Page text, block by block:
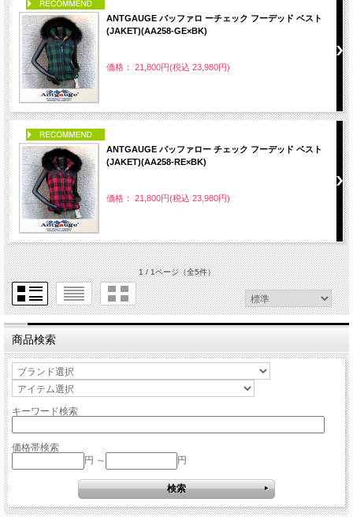
ANTGAUGE バッファロ ーチェック フーデッド ベスト
(JAKET)(AA258-GE×BK)
価格： 21,800円(税込 23,980円)
ANTGAUGE バッファロー チェック フーデッド ベスト
(JAKET)(AA258-RE×BK)
価格： 21,800円(税込 23,980円)
1 / 1ページ（全5件）
商品検索
キーワード検索
価格帯検索
円 ～
円